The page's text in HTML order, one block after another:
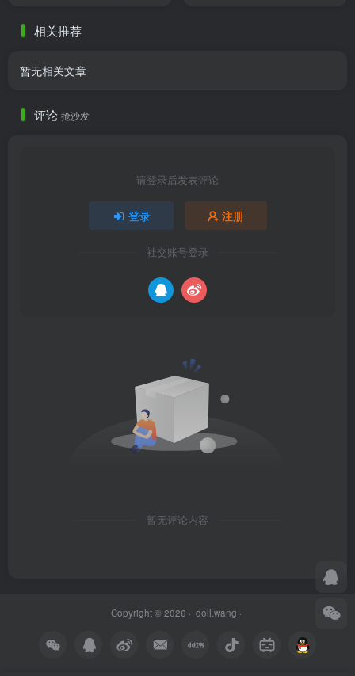
相关推荐
暂无相关文章
评论 抢沙发
请登录后发表评论
登录 注册
社交账号登录
暂无评论内容
Copyright © 2026 · doll.wang ·